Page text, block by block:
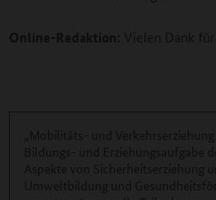
Online-Redaktion: Vielen Dank für